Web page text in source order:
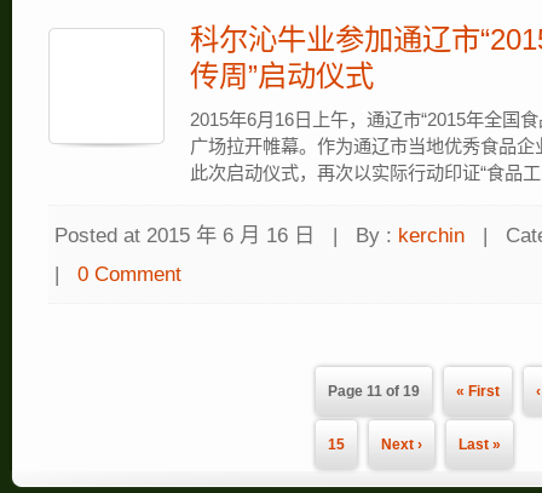
科尔沁牛业参加通辽市
传周”启动仪式
2015年6月16日上午，通辽市“2015年全国
广场拉开帷幕。作为通辽市当地优秀食品
此次启动仪式，再次以实际行动印证“食品
Posted at 2015 年 6 月 16 日 | By : kerchin |
|
0 Comment
Page 11 of 19 « First
15 Next › Last »